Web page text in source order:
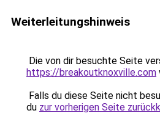
Weiterleitungshinweis
Die von dir besuchte Seite
https://breakoutknoxville.com
Falls du diese Seite nicht
du zur vorherigen Seite